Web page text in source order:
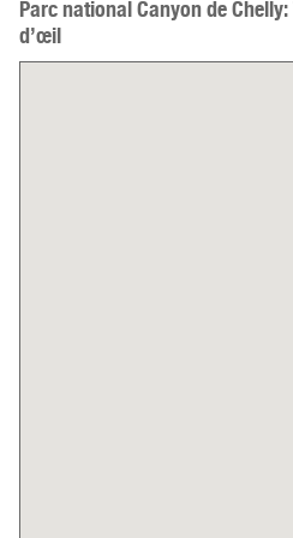
Parc national Canyon de
d’œil